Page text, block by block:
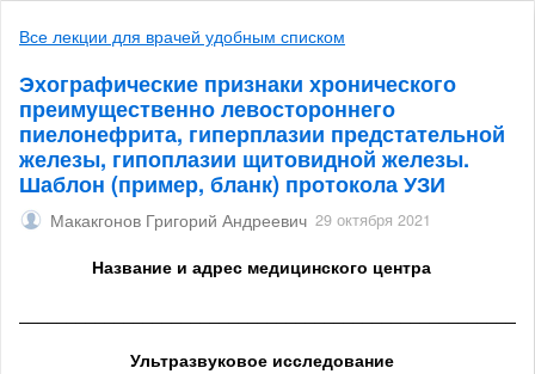
Все лекции для врачей удобным списком
Эхографические признаки хронического
преимущественно левостороннего
пиелонефрита, гиперплазии предстательной
железы, гипоплазии щитовидной железы.
Шаблон (пример, бланк) протокола УЗИ
Макакгонов Григорий Андреевич 29 октября 2021
Название и адрес медицинского центра
Ультразвуковое исследование